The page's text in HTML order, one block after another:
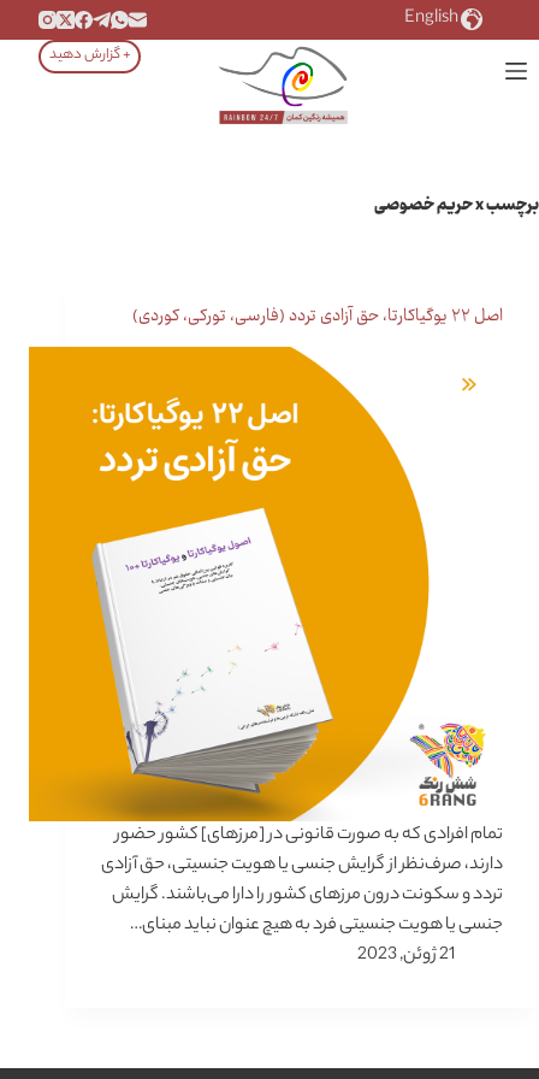
به
محتوا
English
+ گزارش دهید
برچسب
اصل ۲۲ یوگیاکارتا، حق آزادی تردد (فارسی، تورکی، کوردی)
تمام افرادی که به صورت قانونی در [مرزهای] کشور حضور
دارند، صرف‌نظر از گرایش جنسی یا هویت جنسیتی، حق آزادی
تردد و سکونت درون مرزهای کشور را دارا می‌باشند. گرایش
جنسی یا هویت جنسیتی فرد به هیچ عنوان نباید مبنای…
21 ژوئن, 2023